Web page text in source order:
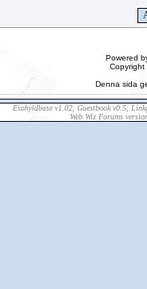
Powered
Denna sida
Esohyldbase v1.02, Guestbook v0.5,
Web Wiz Forums